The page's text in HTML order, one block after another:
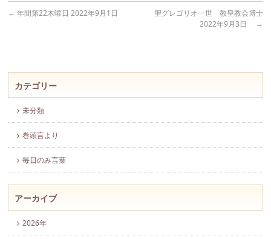
← 年間第22木曜日 2022年9月1日
聖グレゴリオ一世 教皇教会博士
2022年9月3日
→
カテゴリー
未分類
巻頭言より
毎日のみ言葉
アーカイブ
2026年